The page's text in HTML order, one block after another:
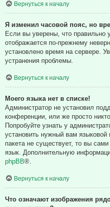
Вернуться к началу
Я изменил часовой пояс, но
Если вы уверены, что правильно
отображается по-прежнему
установлено время на сервере.
устранения проблемы.
Вернуться к началу
Моего языка нет в списке!
Администратор не установил
конференции, или же просто
Попробуйте узнать у
установить нужный вам языковой
пакета не существует, то вы
язык. Дополнительную
phpBB®.
Вернуться к началу
Что означают изображения